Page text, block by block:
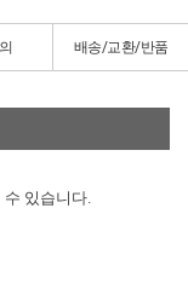
배송/교환/반품
수 있습니다.